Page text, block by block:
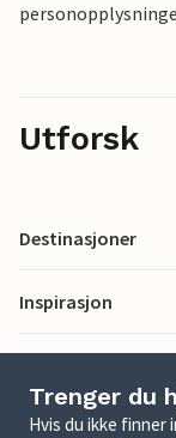
Utforsk
Destinasjoner
Inspirasjon
Trenger du
Hvis du ikke finner